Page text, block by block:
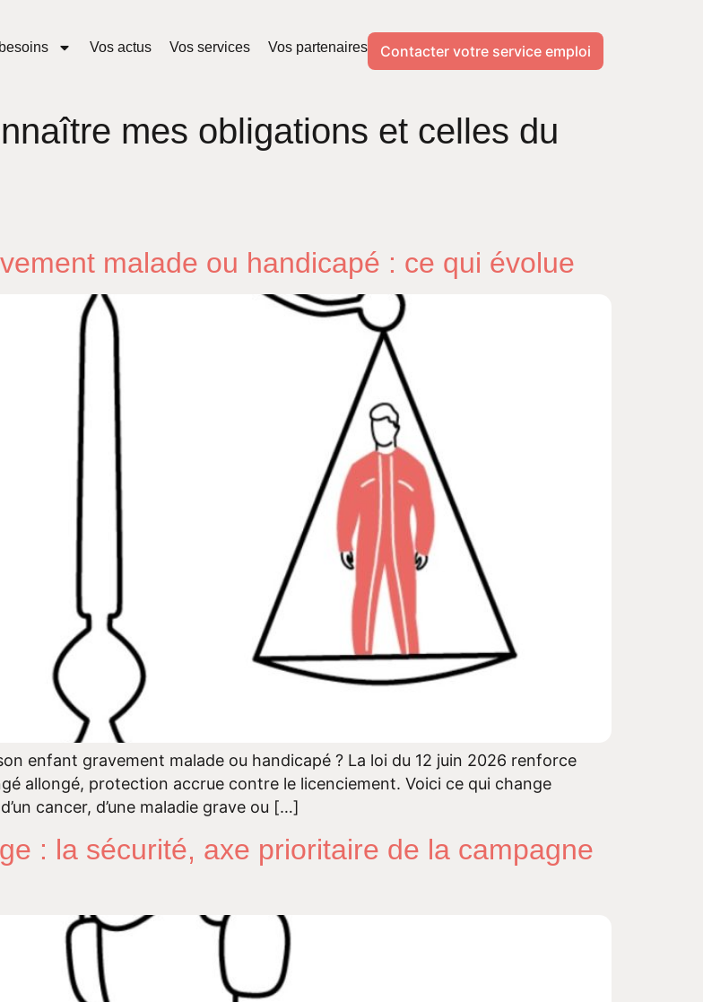
Vos actus Vos services Vos partenaires Contacter votre service emploi
mes obligations et celles du
malade ou handicapé : ce qui évolue
enfant gravement malade ou handicapé ? La loi du 12 juin 2026 renforce
allongé, protection accrue contre le licenciement. Voici ce qui change
cancer, d’une maladie grave ou […]
: la sécurité, axe prioritaire de la campagne